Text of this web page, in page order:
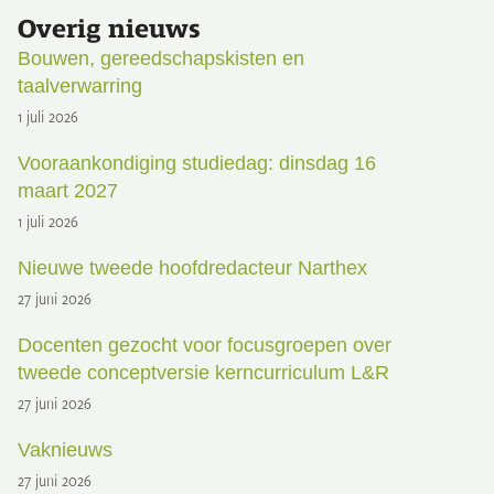
Overig nieuws
Bouwen, gereedschapskisten en
taalverwarring
1 juli 2026
Vooraankondiging studiedag: dinsdag 16
maart 2027
1 juli 2026
Nieuwe tweede hoofdredacteur Narthex
27 juni 2026
Docenten gezocht voor focusgroepen over
tweede conceptversie kerncurriculum L&R
27 juni 2026
Vaknieuws
27 juni 2026